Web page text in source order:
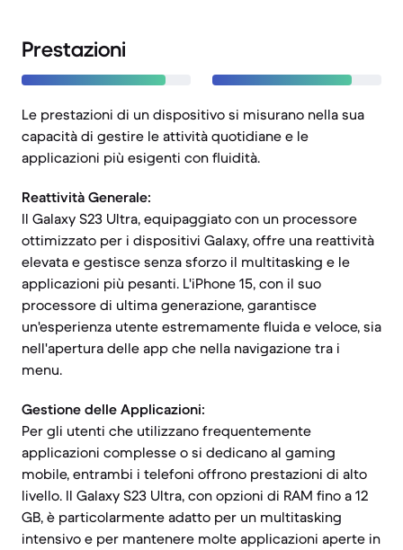
Prestazioni
Le prestazioni di un dispositivo si misurano nella sua
capacità di gestire le attività quotidiane e le
applicazioni più esigenti con fluidità.
Reattività Generale:
Il Galaxy S23 Ultra, equipaggiato con un processore
ottimizzato per i dispositivi Galaxy, offre una reattività
elevata e gestisce senza sforzo il multitasking e le
applicazioni più pesanti. L'iPhone 15, con il suo
processore di ultima generazione, garantisce
un'esperienza utente estremamente fluida e veloce, sia
nell'apertura delle app che nella navigazione tra i
menu.
Gestione delle Applicazioni:
Per gli utenti che utilizzano frequentemente
applicazioni complesse o si dedicano al gaming
mobile, entrambi i telefoni offrono prestazioni di alto
livello. Il Galaxy S23 Ultra, con opzioni di RAM fino a 12
GB, è particolarmente adatto per un multitasking
intensivo e per mantenere molte applicazioni aperte in